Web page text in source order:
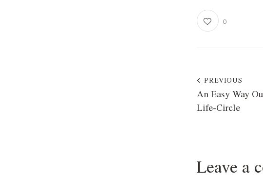
0
PREVIOUS
An Easy Way
Life-Circle
Leave a